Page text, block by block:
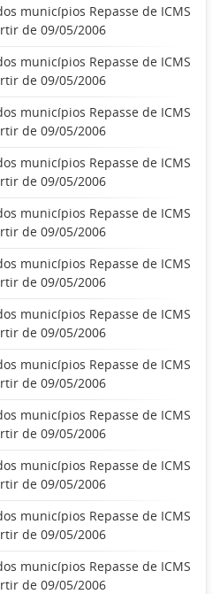
municípios Repasse de ICMS
de 09/05/2006
municípios Repasse de ICMS
de 09/05/2006
municípios Repasse de ICMS
de 09/05/2006
municípios Repasse de ICMS
de 09/05/2006
municípios Repasse de ICMS
de 09/05/2006
municípios Repasse de ICMS
de 09/05/2006
municípios Repasse de ICMS
de 09/05/2006
municípios Repasse de ICMS
de 09/05/2006
municípios Repasse de ICMS
de 09/05/2006
municípios Repasse de ICMS
de 09/05/2006
municípios Repasse de ICMS
de 09/05/2006
municípios Repasse de ICMS
de 09/05/2006